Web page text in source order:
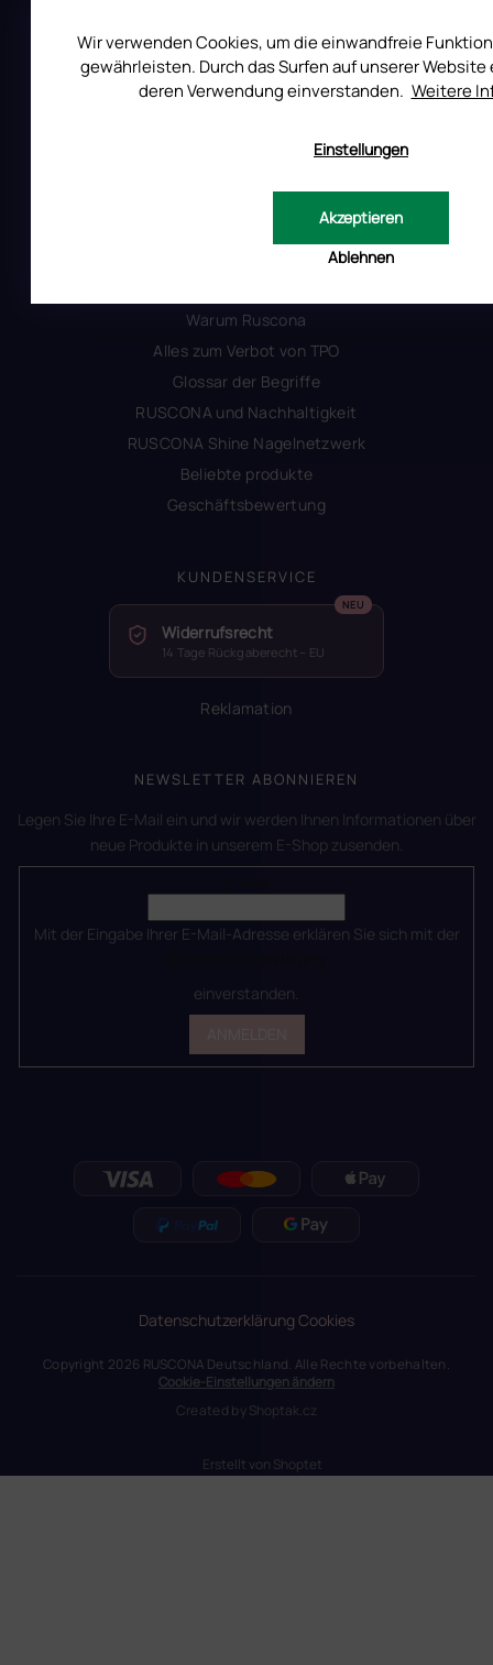
Wir verwenden Cookies, um die einwandfreie
gewährleisten. Durch das Surfen auf unserer Website
deren Verwendung einverstanden. Weitere
Einstellungen
Ablehnen
Akzeptieren
Versandkosten
Allgemeine Geschäftsbedingungen
INFORMATIONEN FÜR SIE
Warum Ruscona
Alles zum Verbot von TPO
Glossar der Begriffe
RUSCONA und Nachhaltigkeit
RUSCONA Shine Nagelnetzwerk
Beliebte produkte
Geschäftsbewertung
KUNDENSERVICE
Widerrufsrecht
14 Tage Rückgaberecht – EU
Reklamation
NEWSLETTER ABONNIEREN
Legen Sie Ihre E-Mail ein und wir werden Ihnen Informationen über
neue Produkte in unserem E-Shop zusenden.
Mit der Eingabe Ihrer E-Mail-Adresse erklären Sie sich mit der
einverstanden.
DatenschutzerklärungCookies
Erstellt von Shoptet
Copyright 2026 RUSCONA Deutschland. Alle Rechte vorbehalten.
Cookie-Einstellungen ändern
Created byShoptak.cz